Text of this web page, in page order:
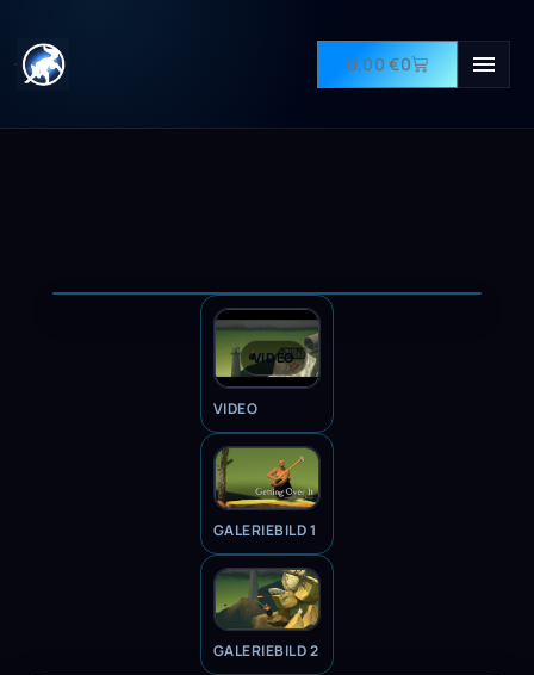
0,00€0
VIDEO
VIDEO
GALERIEBILD 1
GALERIEBILD 2